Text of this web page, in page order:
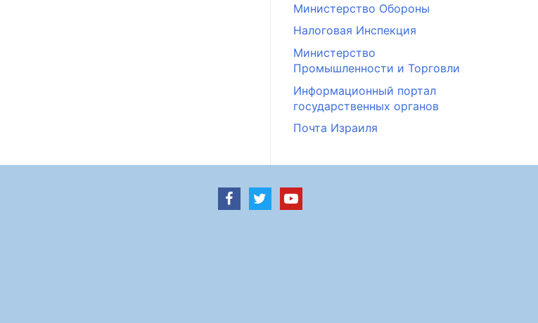
Министерство Обороны
Налоговая Инспекция
Министерство
Промышленности и Торговли
Информационный портал
государственных органов
Почта Израиля